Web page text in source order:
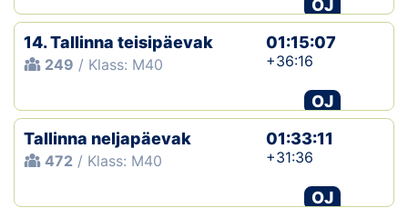
OJ
14. Tallinna teisipäevak
249 / Klass: M40
01:15:07
+36:16
OJ
Tallinna neljapäevak
472 / Klass: M40
01:33:11
+31:36
OJ